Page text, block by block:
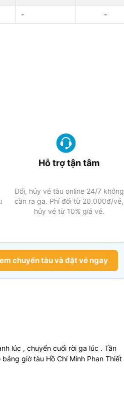
- -
Hỗ trợ tận tâm
Đổi, hủy vé tàu online 24/7 không
cần ra ga. Phí đổi từ 20.000đ/vé,
hủy vé từ 10% giá vé.
chuyến tàu và đặt vé ngay
lúc , chuyến cuối rời ga lúc . Tần
giờ tàu Hồ Chí Minh Phan Thiết